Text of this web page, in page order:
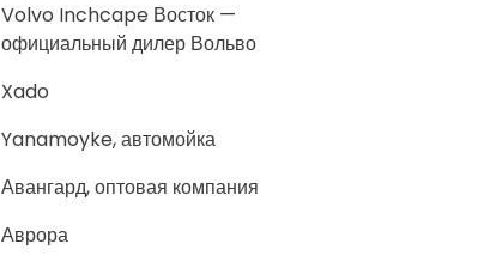
Volvo Inchcape Восток —
официальный дилер Вольво
Xado
Yanamoyke, автомойка
Авангард, оптовая компания
Аврора